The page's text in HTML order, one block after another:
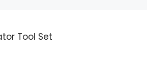
Tool Set